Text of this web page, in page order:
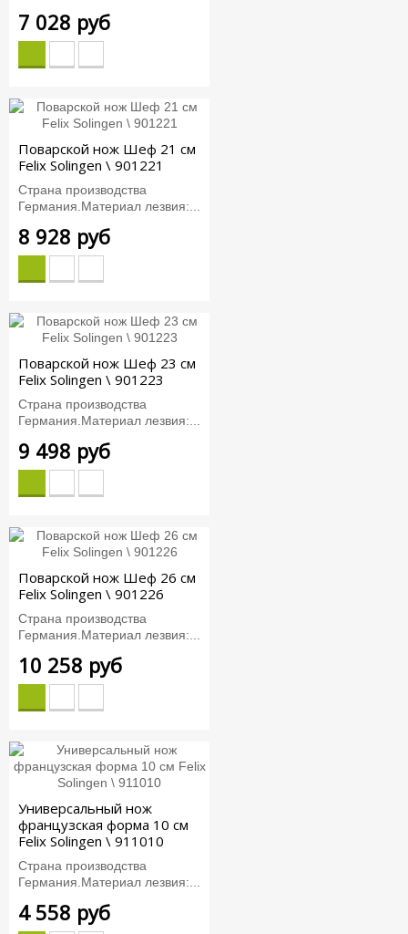
7 028 руб
Поварской нож Шеф 21 см
Felix Solingen \ 901221
Страна производства
Германия.Материал лезвия:...
8 928 руб
Поварской нож Шеф 23 см
Felix Solingen \ 901223
Страна производства
Германия.Материал лезвия:...
9 498 руб
Поварской нож Шеф 26 см
Felix Solingen \ 901226
Страна производства
Германия.Материал лезвия:...
10 258 руб
Универсальный нож
французская форма 10 см
Felix Solingen \ 911010
Страна производства
Германия.Материал лезвия:...
4 558 руб